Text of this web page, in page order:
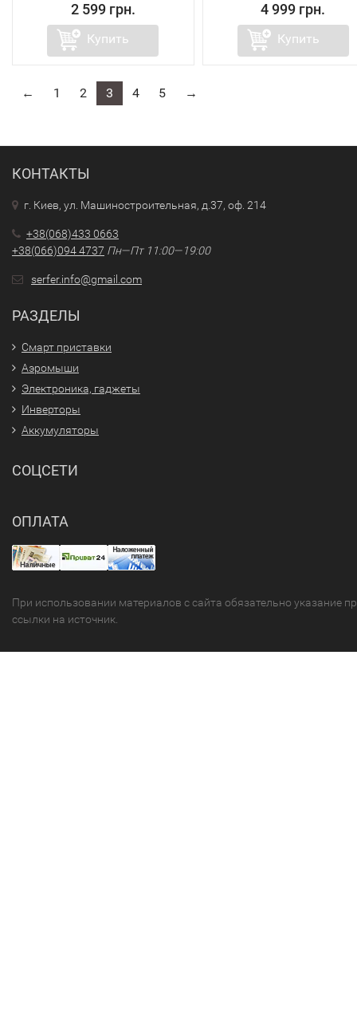
2 599 грн.
Купить
4 999 грн.
Купить
← 1 2 3 4 5 →
КОНТАКТЫ
г. Киев, ул. Машиностроительная, д.37, оф. 214
+38(068)433 0663
+38(066)094 4737 Пн—Пт 11:00—19:00
serfer.info@gmail.com
РАЗДЕЛЫ
Смарт приставки
Аэромыши
Электроника, гаджеты
Инверторы
Аккумуляторы
СОЦСЕТИ
ОПЛАТА
При использовании материалов с сайта обязательно указание
ссылки на источник.